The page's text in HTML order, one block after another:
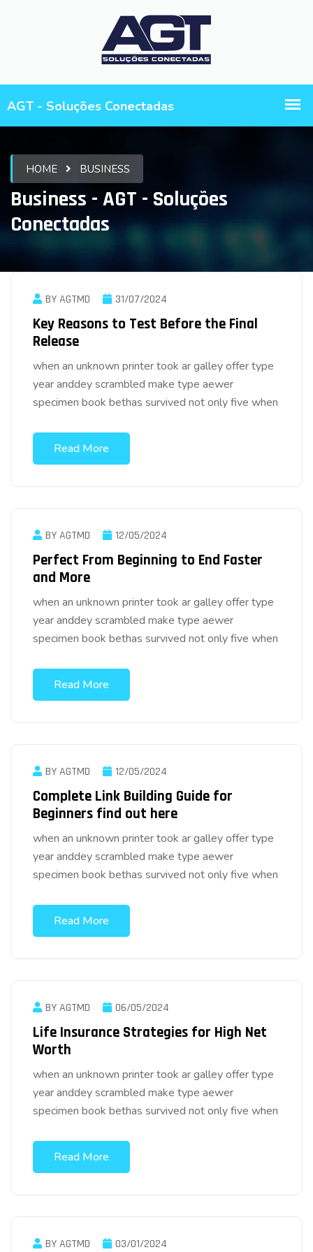
HOME BUSINESS
Business - AGT - Soluções
Conectadas
BY AGTMD 31/07/2024
Key Reasons to Test Before the Final
Release
when an unknown printer took ar galley offer type
year anddey scrambled make type aewer
specimen book bethas survived not only five when
Read More
BY AGTMD 12/05/2024
Perfect From Beginning to End Faster
and More
when an unknown printer took ar galley offer type
year anddey scrambled make type aewer
specimen book bethas survived not only five when
Read More
BY AGTMD 12/05/2024
Complete Link Building Guide for
Beginners find out here
when an unknown printer took ar galley offer type
year anddey scrambled make type aewer
specimen book bethas survived not only five when
Read More
BY AGTMD 06/05/2024
Life Insurance Strategies for High Net
Worth
when an unknown printer took ar galley offer type
year anddey scrambled make type aewer
specimen book bethas survived not only five when
Read More
BY AGTMD 03/01/2024